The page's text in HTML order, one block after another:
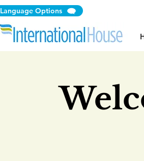
Language Options